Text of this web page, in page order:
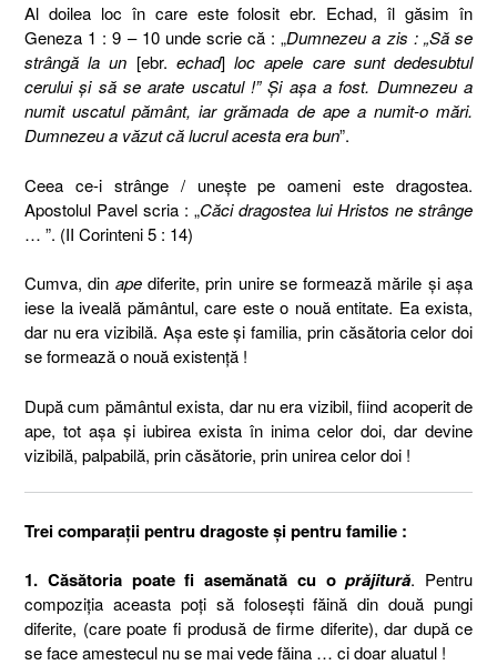
Al doilea loc în care este folosit ebr. Echad, îl găsim în
Geneza 1 : 9 – 10 unde scrie că : „Dumnezeu a zis : „Să se
strângă la un [ebr. echad]loc apele care sunt dedesubtul
cerului şi să se arate uscatul !” Şi aşa a fost. Dumnezeu a
numit uscatul pământ, iar grămada de ape a numit-o mări.
Dumnezeu a văzut că lucrul acesta era bun”.
Ceea ce-i strânge / uneşte pe oameni este dragostea.
Apostolul Pavel scria : „Căci dragostea lui Hristos ne strânge
… ”. (II Corinteni 5 : 14)
Cumva, din apediferite, prin unire se formează mările şi aşa
iese la iveală pământul, care este o nouă entitate. Ea exista,
dar nu era vizibilă. Aşa este şi familia, prin căsătoria celor doi
se formează o nouă existenţă !
După cum pământul exista, dar nu era vizibil, fiind acoperit de
ape, tot aşa şi iubirea exista în inima celor doi, dar devine
vizibilă, palpabilă, prin căsătorie, prin unirea celor doi !
Trei comparaţii pentru dragoste şi pentru familie :
1. Căsătoria poate fi asemănată cu oprăjitură. Pentru
compoziţia aceasta poţi să foloseşti făină din două pungi
diferite, (care poate fi produsă de firme diferite), dar după ce
se face amestecul nu se mai vede făina … ci doar aluatul !